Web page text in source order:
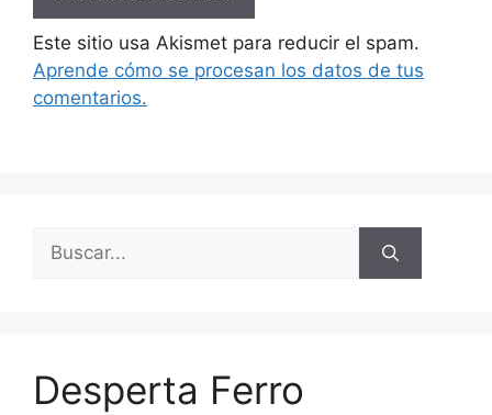
Este sitio usa Akismet para reducir el spam.
Aprende cómo se procesan los datos de tus
comentarios.
Buscar:
Desperta Ferro